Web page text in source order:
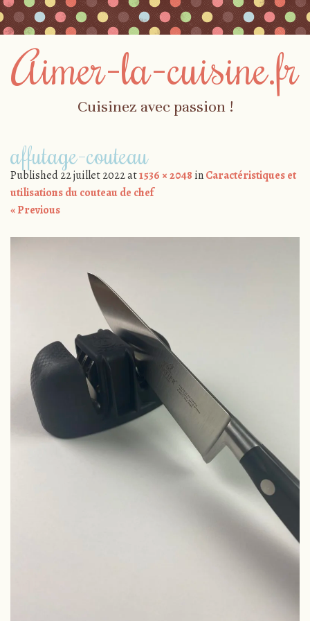
Aimer-la-cuisine.fr
Cuisinez avec passion !
Menu
affutage-couteau
Published22 juillet 2022at1536 × 2048 inCaractéristiques et
utilisations du couteau de chef
« Previous